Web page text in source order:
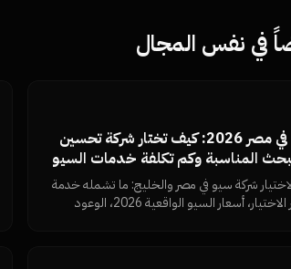
في نفس المجال
شركة سيو في مصر 2026: كيف تختار شركة تحسين
المناسبة وكم تكلفة خدمات السيو
شركة سيو في مصر والخليج: ما تشمله خدمة
السيو، معايير الاختيار، أسعار السيو الواقعية 2026، الوعود